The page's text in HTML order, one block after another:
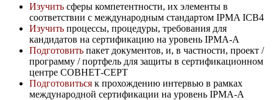
Изучить сферы компетентности, их элементы в
соответствии с международным стандартом IPMA ICB4
Изучить процессы, процедуры, требования для
кандидатов на сертификацию на уровень IPMA-A
Подготовить пакет документов, и, в частности, проект /
программу / портфель для защиты в сертификационном
центре СОВНЕТ-СЕРТ
Подготовиться к прохождению интервью в рамках
международной сертификации на уровень IPMA-A